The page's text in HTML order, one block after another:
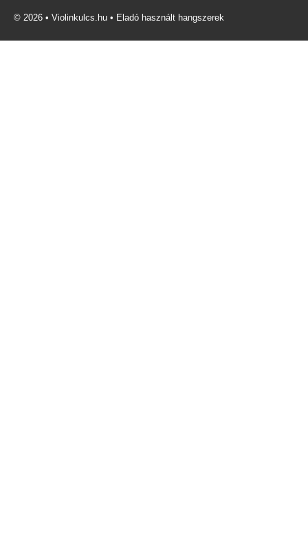
© 2026 • Violinkulcs.hu • Eladó használt hangszerek